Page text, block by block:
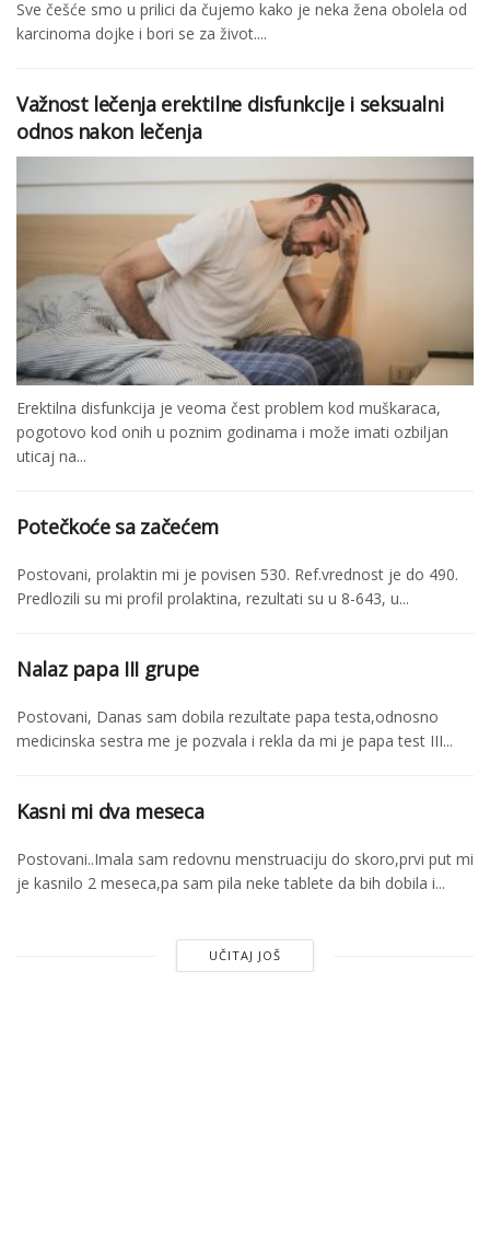
Sve češće smo u prilici da čujemo kako je neka žena obolela od
karcinoma dojke i bori se za život....
Važnost lečenja erektilne disfunkcije i seksualni
odnos nakon lečenja
Erektilna disfunkcija je veoma čest problem kod muškaraca,
pogotovo kod onih u poznim godinama i može imati ozbiljan
uticaj na...
Potečkoće sa začećem
Postovani, prolaktin mi je povisen 530. Ref.vrednost je do 490.
Predlozili su mi profil prolaktina, rezultati su u 8-643, u...
Nalaz papa III grupe
Postovani, Danas sam dobila rezultate papa testa,odnosno
medicinska sestra me je pozvala i rekla da mi je papa test III...
Kasni mi dva meseca
Postovani..Imala sam redovnu menstruaciju do skoro,prvi put mi
je kasnilo 2 meseca,pa sam pila neke tablete da bih dobila i...
UČITAJ JOŠ